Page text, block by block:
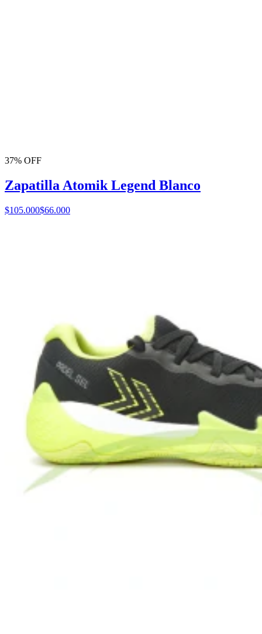
37% OFF
Zapatilla Atomik Legend Blanco
$105.000$66.000